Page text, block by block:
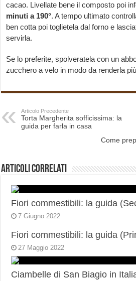
cacao. Livellate bene il composto poi
minuti a 190°. A tempo ultimato
ben cotta poi toglietela dal forno e
servirla.
Se lo preferite, spolveratela con un
zucchero a velo in modo da renderla
Articolo Precedente
Torta Margherita sofficissima: la
guida per farla in casa
Come
Articoli correlati
Fiori commestibili: la guida
7 Giugno 2022
Fiori commestibili: la guida
27 Maggio 2022
Ciambelle di San Biagio in